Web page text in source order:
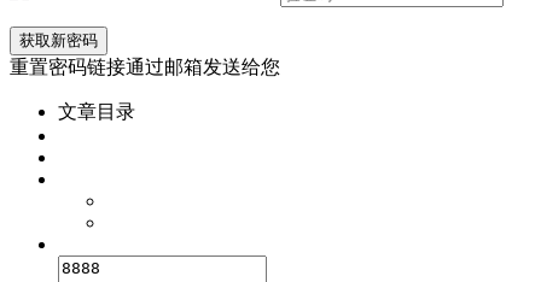
重置密码链接通过邮箱发送给您
文章目录